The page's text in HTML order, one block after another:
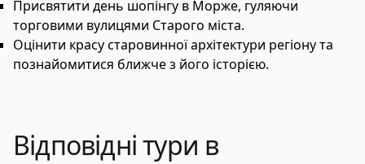
Присвятити день шопінгу в Морже, гуляючи
торговими вулицями Старого міста.
Оцінити красу старовинної архітектури регіону та
познайомитися ближче з його історією.
Відповідні тури в